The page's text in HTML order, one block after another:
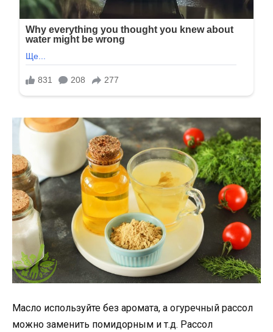
Масло используйте без аромата, а огуречный рассол
можно заменить помидорным и т.д. Рассол